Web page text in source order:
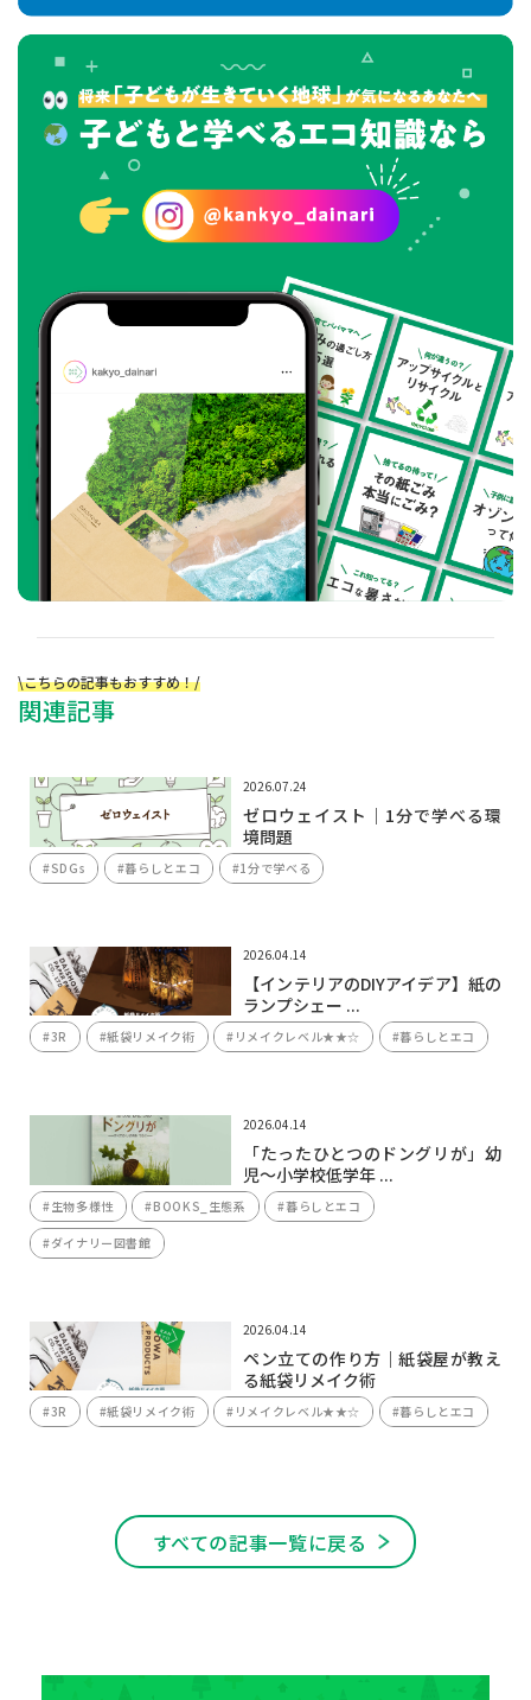
\こちらの記事もおすすめ！/
関連記事
2026.07.24
ゼロウェイスト｜1分で学べる環
境問題
#SDGs #暮らしとエコ #1分で学べる
2026.04.14
【インテリアのDIYアイデア】紙の
ランプシェー ...
#3R #紙袋リメイク術 #リメイクレベル★★☆ #暮らしとエコ
2026.04.14
「たったひとつのドングリが」幼
児〜小学校低学年 ...
#生物多様性 #BOOKS_生態系 #暮らしとエコ
#ダイナリー図書館
2026.04.14
ペン立ての作り方｜紙袋屋が教え
る紙袋リメイク術
#3R #紙袋リメイク術 #リメイクレベル★★☆ #暮らしとエコ
すべての記事一覧に戻る